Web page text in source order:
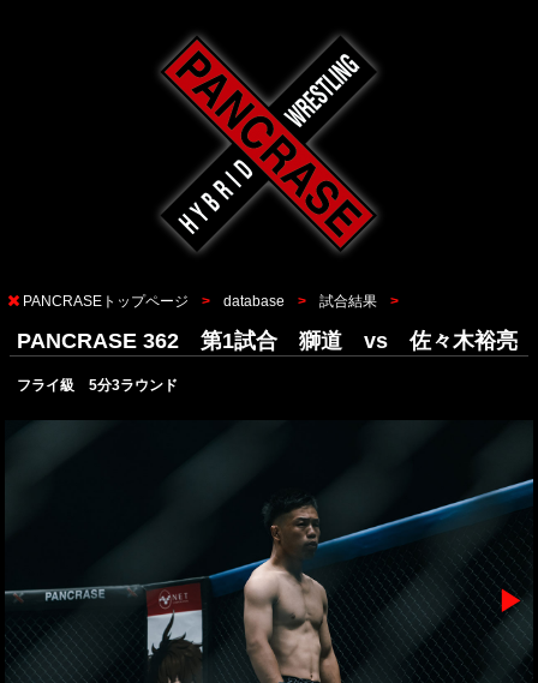
PANCRASEトップページ database 試合結果
PANCRASE 362 第1試合 獅道 vs 佐々木裕亮
フライ級 5分3ラウンド
▶